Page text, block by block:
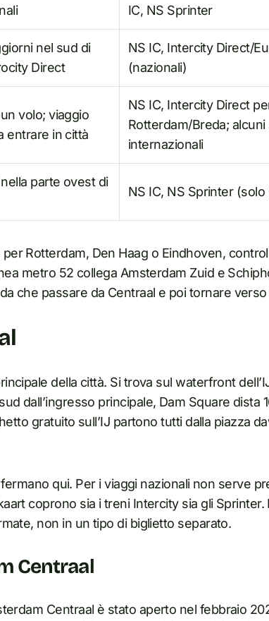
IC, NS Sprinter
nel sud di
Direct
NS IC, Intercity Direct/
(nazionali)
volo; viaggio
entrare in città
NS IC, Intercity Direct
Rotterdam/Breda; alcuni
internazionali
parte ovest di
NS IC, NS Sprinter (solo
Rotterdam, Den Haag o Eindhoven,
metro 52 collega Amsterdam Zuid e
che passare da Centraal e poi tornare
della città. Si trova sul waterfront
dall’ingresso principale, Dam Square dista
gratuito sull’IJ partono tutti dalla piazza
qui. Per i viaggi nazionali non serve
coprono sia i treni Intercity sia gli Sprinter.
non in un tipo di biglietto separato.
Centraal
Centraal è stato aperto nel febbraio